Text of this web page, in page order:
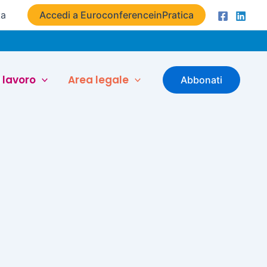
Accedi a EuroconferenceinPratica
lavoro Area legale Abbonati